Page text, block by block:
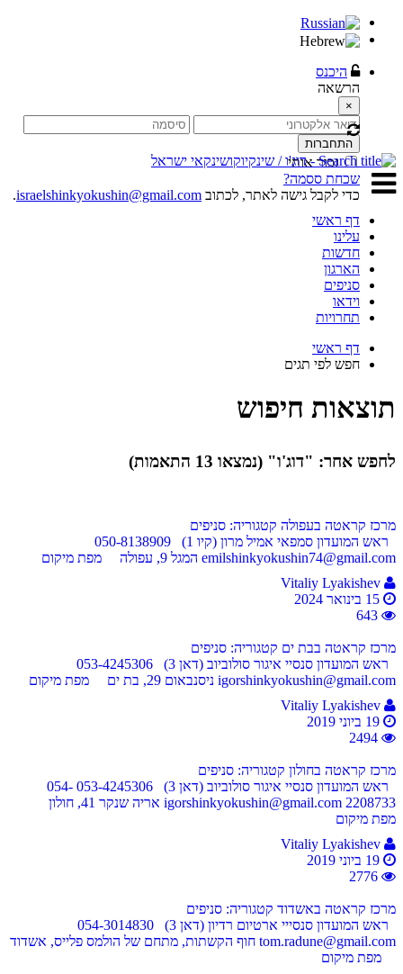
היכנס
הרשאה
×
התחברות
זכור אותי
שכחת ססמה?
כדי לקבל גישה לאתר, לכתוב israelshinkyokushin@gmail.com
.
דף ראשי
עלינו
חדשות
הארגון
סניפים
וידאו
תחרויות
דף ראשי
חפש לפי תגים
תוצאות חיפוש
לחפש אחר: "דוג'ו" (נמצאו 13 התאמות)
מרכז קראטה בעפולה קטגוריה: סניפים
ראש המועדון סמפאי אמיל מרון (קיו 1) 050-8138909
emilshinkyokushin74@gmail.com המגל 9, עפולה מפת מיקום
Vitaliy Lyakishev
15 בינואר 2024
643
מרכז קראטה בבת ים קטגוריה: סניפים
ראש המועדון סנסיי איגור סולוביוב (דאן 3) 053-4245306
igorshinkyokushin@gmail.com ניסנבאום 29, בת ים מפת מיקום
Vitaliy Lyakishev
19 ביוני 2019
2494
מרכז קראטה בחולון קטגוריה: סניפים
ראש המועדון סנסיי איגור סולוביוב (דאן 3) 053-4245306 054-
2208733 igorshinkyokushin@gmail.com אריה שנקר 41, חולון
מפת מיקום
Vitaliy Lyakishev
19 ביוני 2019
2776
מרכז קראטה באשדוד קטגוריה: סניפים
ראש המועדון סנסייי ארטיום רדיון (דאן 3) 054-3014830
tom.radune@gmail.com חוף הקשתות, מתחם של הולמס פלייס, אשדוד
מפת מיקום